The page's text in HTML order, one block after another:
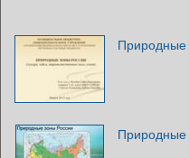
Природные
Природные